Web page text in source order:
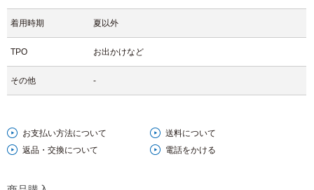
着用時期 夏以外
TPO お出かけなど
その他 -
お支払い方法について
送料について
返品・交換について
電話をかける